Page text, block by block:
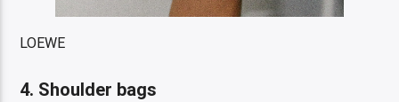
LOEWE
4. Shoulder bags